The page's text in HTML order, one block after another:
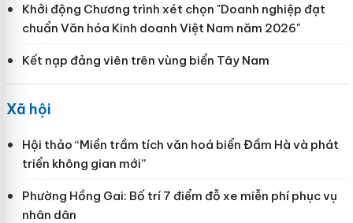
Khởi động Chương trình xét chọn "Doanh nghiệp đạt
chuẩn Văn hóa Kinh doanh Việt Nam năm 2026"
Kết nạp đảng viên trên vùng biển Tây Nam
Xã hội
Hội thảo “Miền trầm tích văn hoá biển Đầm Hà và phát
triển không gian mới”
Phường Hồng Gai: Bố trí 7 điểm đỗ xe miễn phí phục vụ
nhân dân